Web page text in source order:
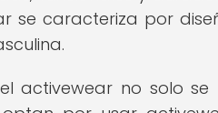
se caracteriza por
activewear no solo